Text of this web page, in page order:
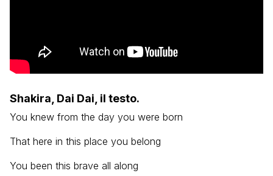
Shakira, Dai Dai, il testo.
You knew from the day you were born
That here in this place you belong
You been this brave all along